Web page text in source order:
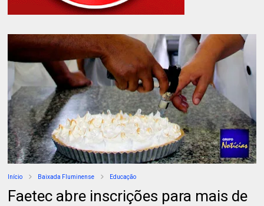
Início Baixada Fluminense Educação
Faetec abre inscrições para mais de